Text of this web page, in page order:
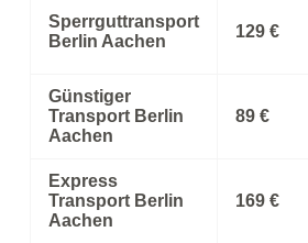
Sperrguttransport
Berlin Aachen
129 €
Günstiger
Transport Berlin
Aachen
89 €
Express
Transport Berlin
Aachen
169 €